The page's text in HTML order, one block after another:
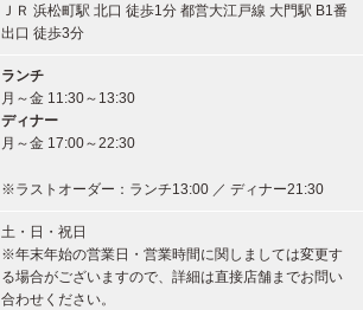
ＪＲ 浜松町駅 北口 徒歩1分 都営大江戸線 大門駅 B1番
出口 徒歩3分
ランチ
月～金 11:30～13:30
ディナー
月～金 17:00～22:30
※ラストオーダー：ランチ13:00 ／ ディナー21:30
土・日・祝日
※年末年始の営業日・営業時間に関しましては変更す
る場合がございますので、詳細は直接店舗までお問い
合わせください。